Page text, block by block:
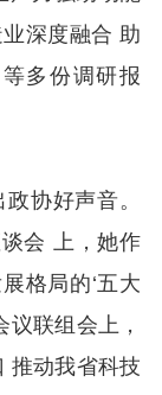
深度融合 助
多份调研报
协好声音。
会 上，她作
格局的‘五大
议联组会上，
推动我省科技